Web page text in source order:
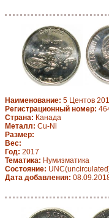
Наименование: 5 Центов
Регистрационный номер:
Страна: Канада
Металл: Cu-Ni
Размер:
Вес:
Год: 2017
Тематика: Нумизматика
Состояние:
Дата добавления: